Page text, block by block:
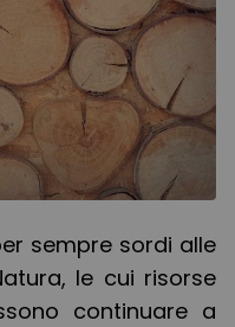
sempre sordi alle
le cui risorse
continuare a